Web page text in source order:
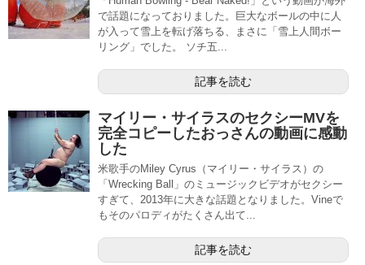
で話題になっておりました。巨大なボールの中に人
が入って雪上を転げ落ちる、まさに「雪上人間ボー
リング」でした。 ソチ五...
記事を読む
マイリー・サイラスのセクシーMVを
完全コピーしたおっさんの動画に感動
した
米歌手のMiley Cyrus（マイリー・サイラス）の
「Wrecking Ball」のミュージックビデオがセクシー
すぎて、2013年に大きな話題となりました。Vineで
もそのパロディがたくさん出て...
記事を読む